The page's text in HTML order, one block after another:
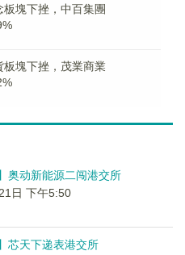
板塊下挫，中百集團
板塊下挫，茂業商業
奥动新能源二闯港交所
日 下午5:50
芯天下递表港交所